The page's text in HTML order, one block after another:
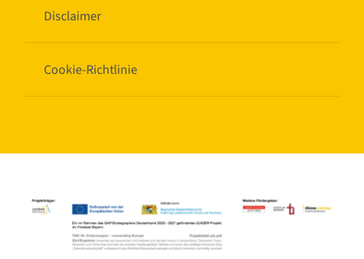
Disclaimer
Cookie-Richtlinie